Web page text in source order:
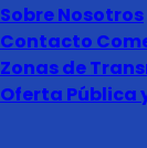
Sobre Nosotros
Contacto
Zonas de
Oferta Pública